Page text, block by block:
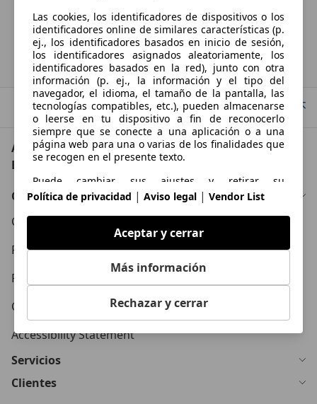
Ir arriba
AutoScout24: el mayor mercado de automoción de
Europa
Conócenos
Condiciones Generales
Política de Privacidad
Política de Cookies
Contacto
Accessibility Statement
Servicios
Clientes
Las cookies, los identificadores de dispositivos o los
identificadores online de similares características (p.
ej., los identificadores basados en inicio de sesión,
los identificadores asignados aleatoriamente, los
identificadores basados en la red), junto con otra
información (p. ej., la información y el tipo del
navegador, el idioma, el tamaño de la pantalla, las
tecnologías compatibles, etc.), pueden almacenarse
o leerse en tu dispositivo a fin de reconocerlo
siempre que se conecte a una aplicación o a una
página web para una o varias de los finalidades que
se recogen en el presente texto.
Puede cambiar sus ajustes y retirar su
consentimiento en cualquier momento a través del
Gestor de Privacidad en nuestra Política de
privacidad.
Propósitos
identificación mediante análisis de dispositivos
Publicidad y contenido personalizados, medición de
publicidad y contenido, investigación de audiencia y
desarrollo de servicios
Funciones esenciales de la página
Política de privacidad | Aviso legal | Vendor List
Aceptar y cerrar
Más información
Rechazar y cerrar